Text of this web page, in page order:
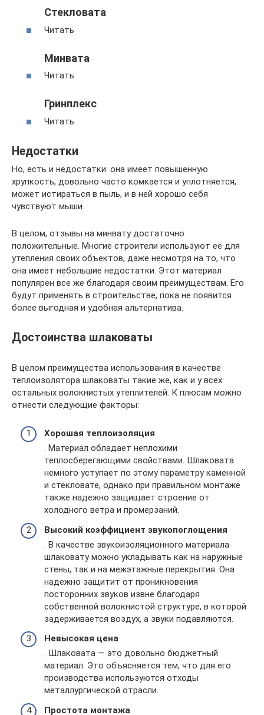
Стекловата
Читать
Минвата
Читать
Гринплекс
Читать
Недостатки
Но, есть и недостатки: она имеет повышенную
хрупкость, довольно часто комкается и уплотняется,
может истираться в пыль, и в ней хорошо себя
чувствуют мыши.
В целом, отзывы на минвату достаточно
положительные. Многие строители используют ее для
утепления своих объектов, даже несмотря на то, что
она имеет небольшие недостатки. Этот материал
популярен все же благодаря своим преимуществам. Его
будут применять в строительстве, пока не появится
более выгодная и удобная альтернатива.
Достоинства шлаковаты
В целом преимущества использования в качестве
теплоизолятора шлаковаты такие же, как и у всех
остальных волокнистых утеплителей. К плюсам можно
отнести следующие факторы:
Хорошая теплоизоляция
. Материал обладает неплохими
теплосберегающими свойствами. Шлаковата
немного уступает по этому параметру каменной
и стекловате, однако при правильном монтаже
также надежно защищает строение от
холодного ветра и промерзаний.
Высокий коэффициент звукопоглощения
. В качестве звукоизоляционного материала
шлаковату можно укладывать как на наружные
стены, так и на межэтажные перекрытия. Она
надежно защитит от проникновения
посторонних звуков извне благодаря
собственной волокнистой структуре, в которой
задерживается воздух, а звуки подавляются.
Невысокая цена
. Шлаковата — это довольно бюджетный
материал. Это объясняется тем, что для его
производства используются отходы
металлургической отрасли.
Простота монтажа